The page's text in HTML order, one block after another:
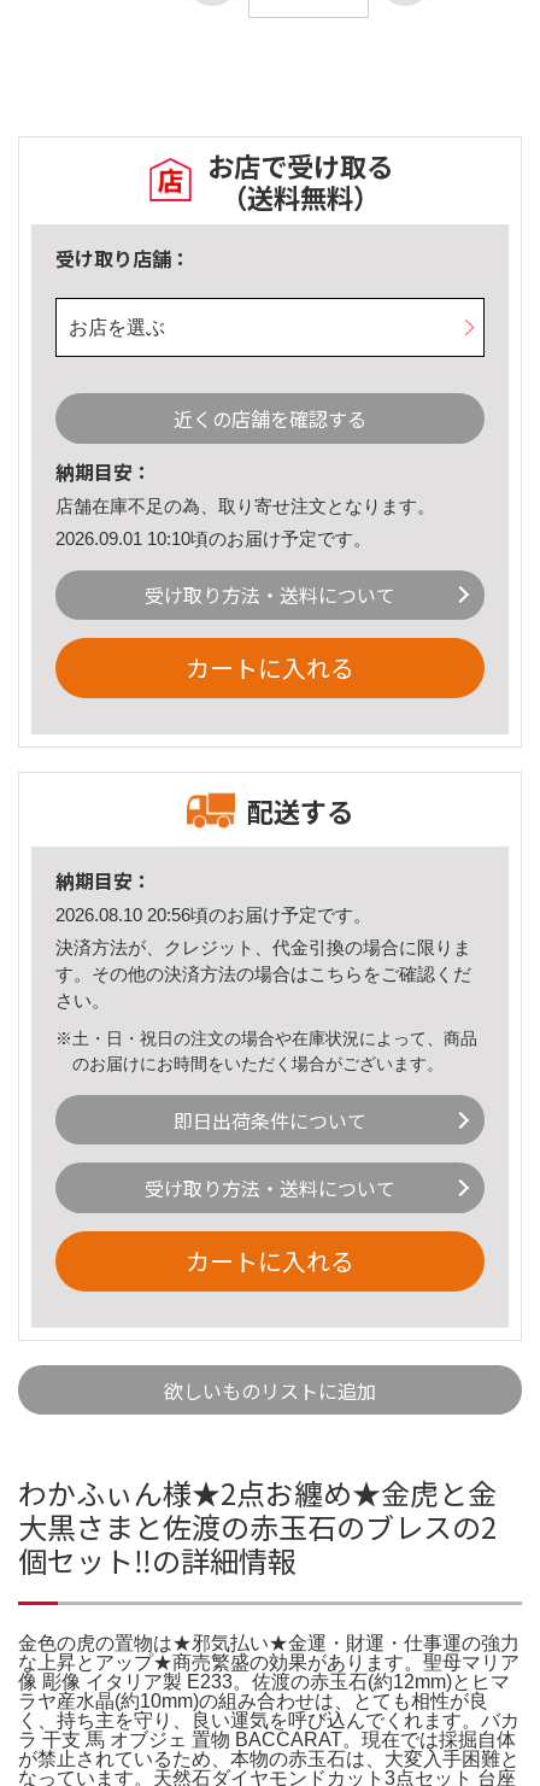
お店で受け取る
（送料無料）
受け取り店舗：
お店を選ぶ
近くの店舗を確認する
納期目安：
店舗在庫不足の為、取り寄せ注文となります。
2026.09.01 10:10頃のお届け予定です。
受け取り方法・送料について
カートに入れる
配送する
納期目安：
2026.08.10 20:56頃のお届け予定です。
決済方法が、クレジット、代金引換の場合に限りま
す。その他の決済方法の場合はこちら をご確認くだ
さい。
※土・日・祝日の注文の場合や在庫状況によって、商品
のお届けにお時間をいただく場合がございます。
即日出荷条件について
受け取り方法・送料について
カートに入れる
欲しいものリストに追加
わかふぃん様★2点お纏め★金虎と金
大黒さまと佐渡の赤玉石のブレスの2
個セット‼️の詳細情報
金色の虎の置物は★邪気払い★金運・財運・仕事運の強力
な上昇とアップ★商売繁盛の効果があります。聖母マリア
像 彫像 イタリア製 E233。佐渡の赤玉石(約12mm)とヒマ
ラヤ産水晶(約10mm)の組み合わせは、とても相性が良
く、持ち主を守り、良い運気を呼び込んでくれます。バカ
ラ 干支 馬 オブジェ 置物 BACCARAT。現在では採掘自体
が禁止されているため、本物の赤玉石は、大変入手困難と
なっています。天然石ダイヤモンドカット3点セット 台座